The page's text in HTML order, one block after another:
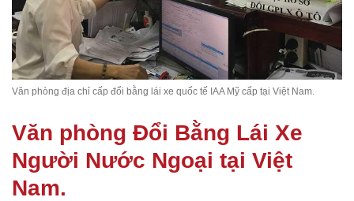
Văn phòng địa chỉ cấp đổi bằng lái xe quốc tế IAA Mỹ cấp tại Việt Nam.
Văn phòng Đổi Bằng Lái Xe
Người Nước Ngoại tại Việt
Nam.